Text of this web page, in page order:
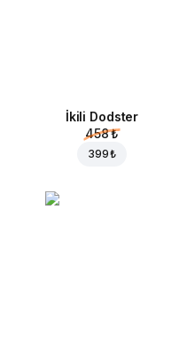
İkili Dodster
458 ₺
399 ₺